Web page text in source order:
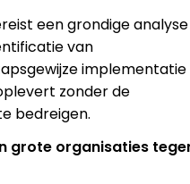
een grondige analyse
van
implementatie
zonder de
bedreigen.
grote organisaties